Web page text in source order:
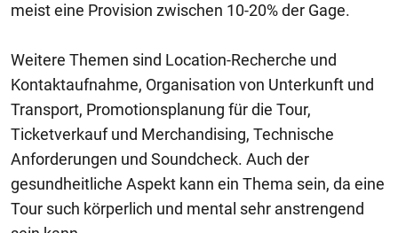
meist eine Provision zwischen 10-20% der Gage.
Weitere Themen sind Location-Recherche und
Kontaktaufnahme, Organisation von Unterkunft und
Transport, Promotionsplanung für die Tour,
Ticketverkauf und Merchandising, Technische
Anforderungen und Soundcheck. Auch der
gesundheitliche Aspekt kann ein Thema sein, da eine
Tour such körperlich und mental sehr anstrengend